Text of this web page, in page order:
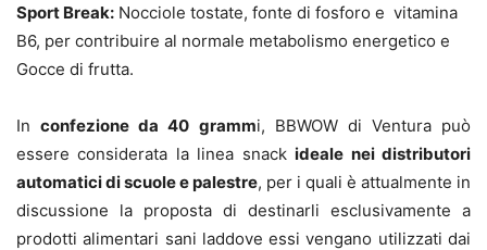
Sport Break: Nocciole tostate, fonte di fosforo e vitamina
B6, per contribuire al normale metabolismo energetico e
Gocce di frutta.
Inconfezione da 40 grammi, BBWOW di Ventura può
essere considerata la linea snackideale nei distributori
automatici di scuole e palestre, per i quali è attualmente in
discussione la proposta di destinarli esclusivamente a
prodotti alimentari sani laddove essi vengano utilizzati dai